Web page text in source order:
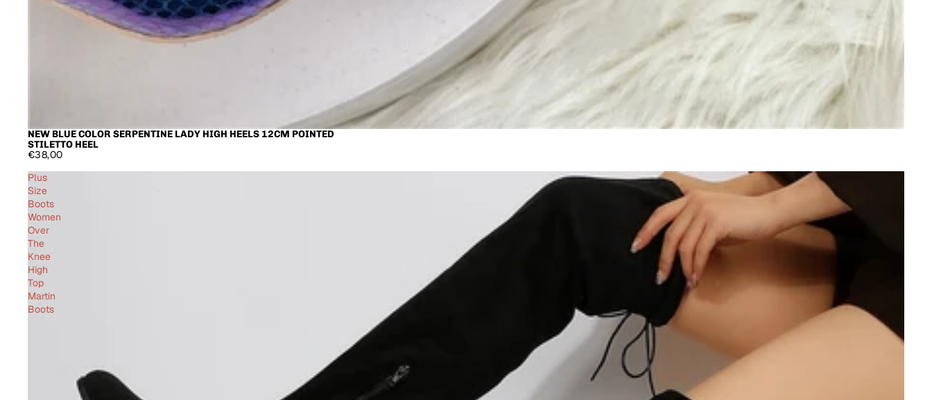
NEW BLUE COLOR SERPENTINE LADY HIGH HEELS 12CM POINTED
STILETTO HEEL
€38,00
Plus
Size
Boots
Women
Over
The
Knee
High
Top
Martin
Boots